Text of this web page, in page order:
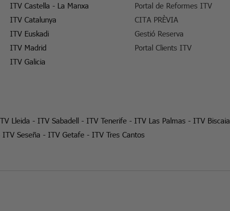
ITV Castella - La Manxa
ITV Catalunya
ITV Euskadi
ITV Madrid
ITV Galicia
Portal de Reformes ITV
CITA PRÈVIA
Gestió Reserva
Portal Clients ITV
Lleida - ITV Sabadell - ITV Tenerife - ITV Las Palmas - ITV Biscaia
ITV Seseña - ITV Getafe - ITV Tres Cantos